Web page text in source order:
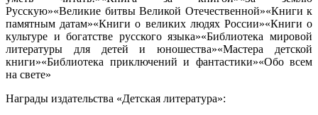
Русскую»«Великие битвы Великой Отечественной»«Книги к
памятным датам»«Книги о великих людях России»«Книги о
культуре и богатстве русского языка»«Библиотека мировой
литературы для детей и юношества»«Мастера детской
книги»«Библиотека приключений и фантастики»«Обо всем
на свете»
Награды издательства «Детская литература»: